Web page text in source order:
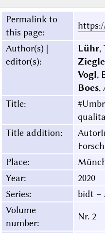
Permalink to
this page:
Author(s) |
editor(s):
Lühr,
Vogl,
Boes,
Title:
Title addition:
Place:
Year:
2020
Series:
bidt –
Volume
number:
Nr. 2